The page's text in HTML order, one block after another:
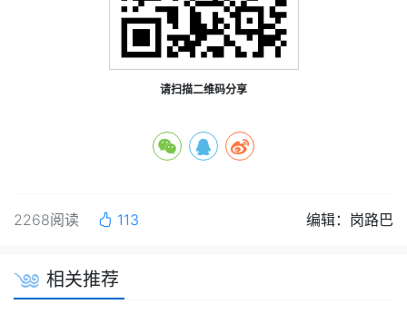
请扫描二维码分享
2268阅读 113 编辑：岗路巴
相关推荐